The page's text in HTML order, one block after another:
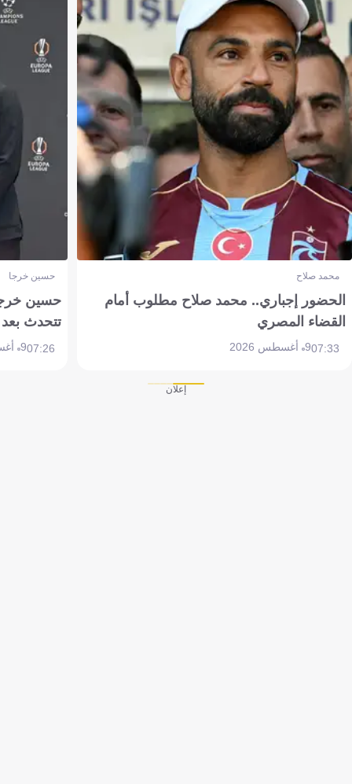
محمد صلاح
الحضور إجباري.. محمد صلاح مطلوب أمام
القضاء المصري
07:339 أغسطس 2026
حسين خرجا
حسين
تتحدث
07:269 أغسطس 2026
إعلان